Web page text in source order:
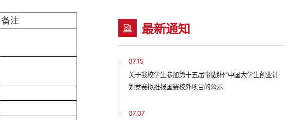
备注
最新通知
07.15
关于我校学生参加第十五届“挑战杯”中国大学生创业计
划竞赛拟推报国赛校外项目的公示
07.07